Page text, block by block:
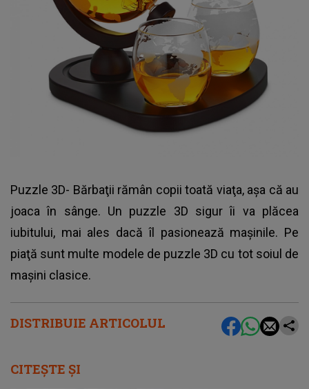
DISTRIBUIE ARTICOLUL
Puzzle 3D- Bărbaţii rămân copii toată viaţa, aşa că au
joaca în sânge. Un puzzle 3D sigur îi va plăcea
iubitului, mai ales dacă îl pasionează maşinile. Pe
piaţă sunt multe modele de puzzle 3D cu tot soiul de
maşini clasice.
CITEȘTE ȘI